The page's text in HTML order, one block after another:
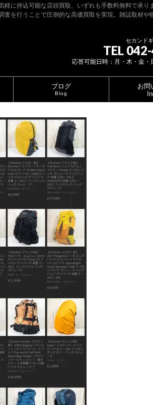
に持込可能な店頭買取、いずれも手数料無料で承り
を行うことで圧倒的な高価買取を実現。雑誌取材や
セカンド
TEL
応答可能日時：月・木・金
ブログ
Blog
お問